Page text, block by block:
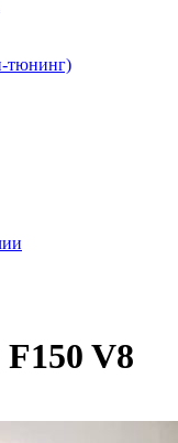
тюнинг)
V8